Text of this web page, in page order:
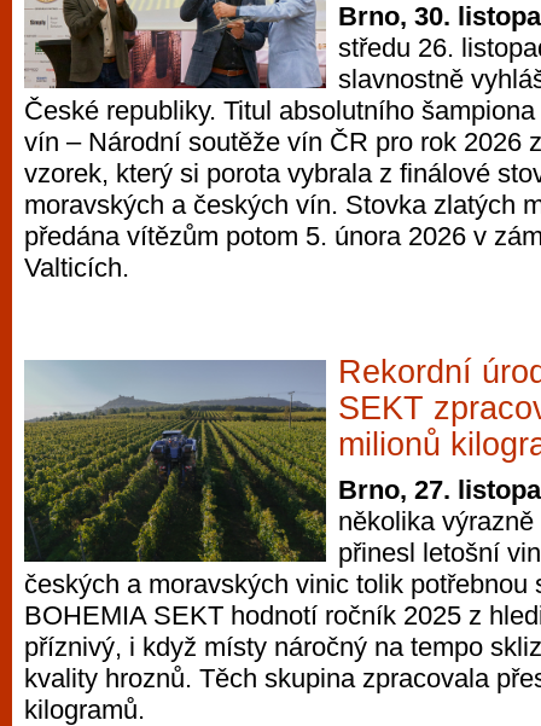
Brno, 30.
středu 26.
slavnostně
České republiky. Titul absolutního
vín – Národní soutěže vín ČR pro rok 2026
vzorek, který si porota vybrala z finálové
moravských a českých vín. Stovka zlatých
předána vítězům potom 5. února 2026 v
Valticích.
Rekordní
SEKT
milionů
Brno, 27.
několika
přinesl letošní
českých a moravských vinic tolik potřebnou
BOHEMIA SEKT hodnotí ročník 2025 z
příznivý, i když místy náročný na tempo
kvality hroznů. Těch skupina zpracovala
kilogramů.